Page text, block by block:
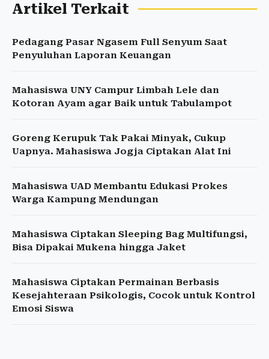
Artikel Terkait
Pedagang Pasar Ngasem Full Senyum Saat
Penyuluhan Laporan Keuangan
Mahasiswa UNY Campur Limbah Lele dan
Kotoran Ayam agar Baik untuk Tabulampot
Goreng Kerupuk Tak Pakai Minyak, Cukup
Uapnya. Mahasiswa Jogja Ciptakan Alat Ini
Mahasiswa UAD Membantu Edukasi Prokes
Warga Kampung Mendungan
Mahasiswa Ciptakan Sleeping Bag Multifungsi,
Bisa Dipakai Mukena hingga Jaket
Mahasiswa Ciptakan Permainan Berbasis
Kesejahteraan Psikologis, Cocok untuk Kontrol
Emosi Siswa